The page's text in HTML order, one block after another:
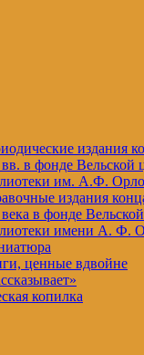
издания
в фонде Вельской
им. А.Ф.
издания
в фонде
имени А. Ф.
ценные вдвойне
копилка